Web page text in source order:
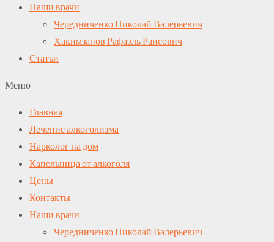
Наши врачи
Чередниченко Николай Валерьевич
Хакимзанов Рафаэль Раисович
Статьи
Меню
Главная
Лечение алкоголизма
Нарколог на дом
Капельница от алкоголя
Цены
Контакты
Наши врачи
Чередниченко Николай Валерьевич